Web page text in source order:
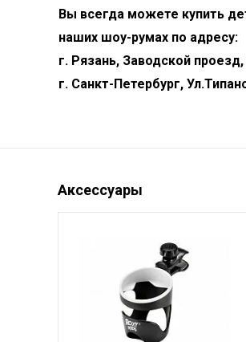
Вы всегда можете купить
наших шоу-румах по адресу:
г. Рязань, Заводской
г. Санкт-Петербург,
Аксессуары